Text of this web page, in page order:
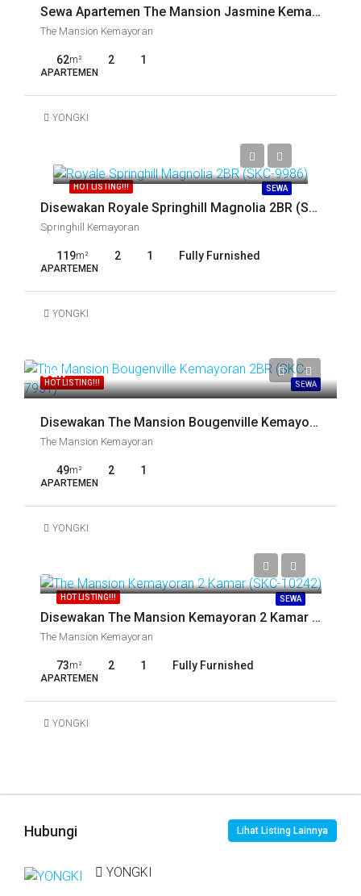
Sewa Apartemen The Mansion Jasmine Kemayoran 2BR (SKC-7986)
The Mansion Kemayoran
62m² 2 1
APARTEMEN
YONGKI
HOT LISTING!!! SEWA
Disewakan Royale Springhill Magnolia 2BR (SKC-9986)
Springhill Kemayoran
119m² 2 1 Fully Furnished
APARTEMEN
YONGKI
HOT LISTING!!! SEWA
Call
Disewakan The Mansion Bougenville Kemayoran 2BR (SKC-7951)
The Mansion Kemayoran
49m² 2 1
APARTEMEN
YONGKI
HOT LISTING!!! SEWA
Disewakan The Mansion Kemayoran 2 Kamar (SKC-10242)
The Mansion Kemayoran
73m² 2 1 Fully Furnished
APARTEMEN
YONGKI
Hubungi Lihat Listing Lainnya
YONGKI